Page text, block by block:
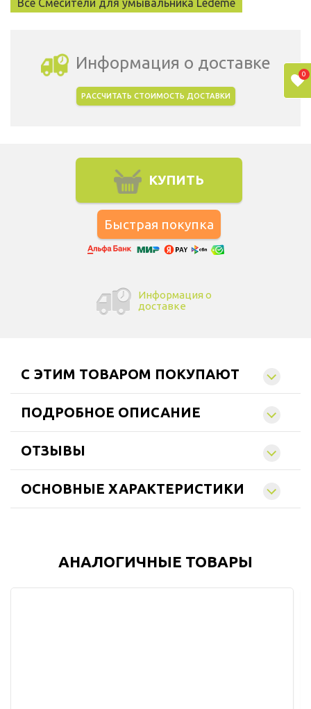
Все Смесители для умывальника Ledeme
Информация о доставке
РАССЧИТАТЬ СТОИМОСТЬ ДОСТАВКИ
КУПИТЬ
Информация о
доставке
C ЭТИМ ТОВАРОМ ПОКУПАЮТ
ПОДРОБНОЕ ОПИСАНИЕ
ОТЗЫВЫ
ОСНОВНЫЕ ХАРАКТЕРИСТИКИ
АНАЛОГИЧНЫЕ ТОВАРЫ
0